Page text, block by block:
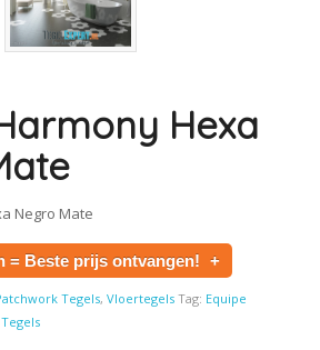
Hexa
Negro Mate
= Beste prijs ontvangen! +
Tegels, Vloertegels Tag: Equipe